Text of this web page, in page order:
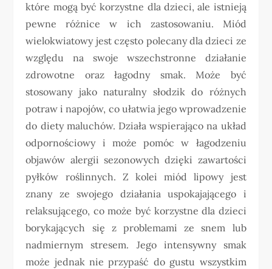
które mogą być korzystne dla dzieci, ale istnieją
pewne różnice w ich zastosowaniu. Miód
wielokwiatowy jest często polecany dla dzieci ze
względu na swoje wszechstronne działanie
zdrowotne oraz łagodny smak. Może być
stosowany jako naturalny słodzik do różnych
potraw i napojów, co ułatwia jego wprowadzenie
do diety maluchów. Działa wspierająco na układ
odpornościowy i może pomóc w łagodzeniu
objawów alergii sezonowych dzięki zawartości
pyłków roślinnych. Z kolei miód lipowy jest
znany ze swojego działania uspokajającego i
relaksującego, co może być korzystne dla dzieci
borykających się z problemami ze snem lub
nadmiernym stresem. Jego intensywny smak
może jednak nie przypaść do gustu wszystkim